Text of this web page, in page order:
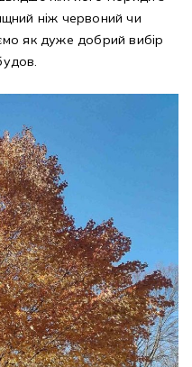
ніж червоний чи
як дуже добрий вибір